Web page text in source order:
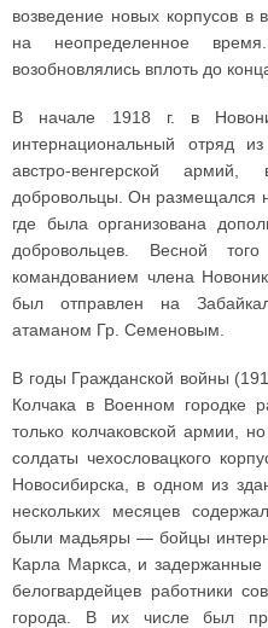
возведение новых корпусов в
на неопределенное
возобновлялись вплоть до
В начале 1918 г. в
интернациональный отряд
австро-венгерской
добровольцы. Он размещался
где была организована
добровольцев. Весной
командованием члена
был отправлен на
атаманом Гр. Семеновым.
В годы Гражданской войны
Колчака в Военном городке
только колчаковской армии,
солдаты чехословацкого
Новосибирска, в одном из
нескольких месяцев
были мадьяры — бойцы
Карла Маркса, и задержанные
белогвардейцев работники
города. В их числе был